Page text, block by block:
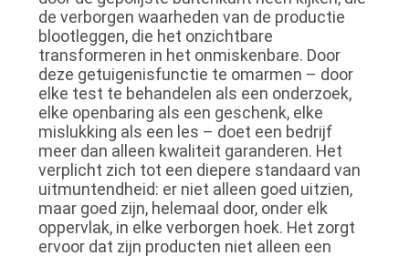
de verborgen waarheden van de productie
blootleggen, die het onzichtbare
transformeren in het onmiskenbare. Door
deze getuigenisfunctie te omarmen – door
elke test te behandelen als een onderzoek,
elke openbaring als een geschenk, elke
mislukking als een les – doet een bedrijf
meer dan alleen kwaliteit garanderen. Het
verplicht zich tot een diepere standaard van
uitmuntendheid: er niet alleen goed uitzien,
maar goed zijn, helemaal door, onder elk
oppervlak, in elke verborgen hoek. Het zorgt
ervoor dat zijn producten niet alleen een